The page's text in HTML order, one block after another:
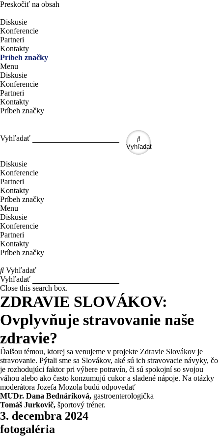
Preskočiť na obsah
Diskusie
Konferencie
Partneri
Kontakty
Príbeh značky
Menu
Diskusie
Konferencie
Partneri
Kontakty
Príbeh značky
Vyhľadať
Vyhľadať
Diskusie
Konferencie
Partneri
Kontakty
Príbeh značky
Menu
Diskusie
Konferencie
Partneri
Kontakty
Príbeh značky
Vyhľadať
Vyhľadať
Close this search box.
ZDRAVIE SLOVÁKOV:
Ovplyvňuje stravovanie naše
zdravie?
Ďalšou témou, ktorej sa venujeme v projekte Zdravie Slovákov je
stravovanie. Pýtali sme sa Slovákov, aké sú ich stravovacie návyky, čo
je rozhodujúci faktor pri výbere potravín, či sú spokojní so svojou
váhou alebo ako často konzumujú cukor a sladené nápoje. Na otázky
moderátora Jozefa Mozola budú odpovedať
MUDr. Dana Bednáriková, gastroenterologička
Tomáš Jurkovič, športový tréner.
3. decembra 2024
fotogaléria